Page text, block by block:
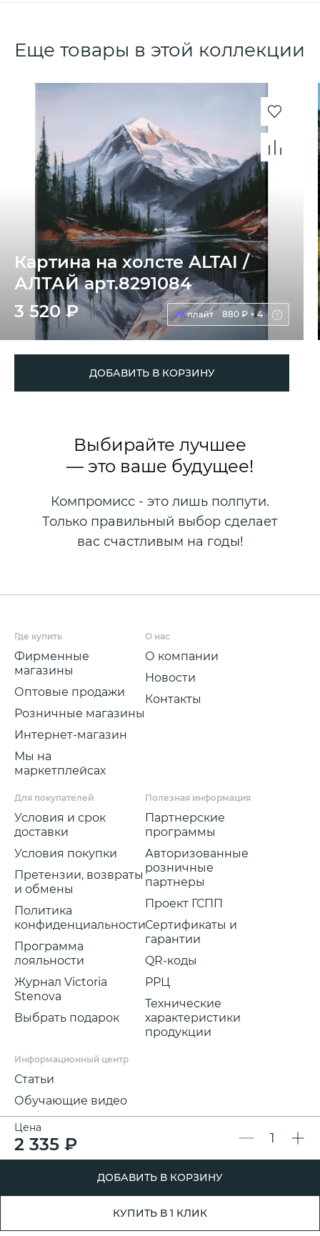
Цена
2 335 ₽
ДОБАВИТЬ В КОРЗИНУ
КУПИТЬ В 1 КЛИК
Еще товары в этой коллекции
Картина на холсте ALTAI /
АЛТАЙ арт.8291084
3 520 ₽
880 ₽ × 4
ДОБАВИТЬ В КОРЗИНУ
Выбирайте лучшее
— это ваше будущее!
Компромисс - это лишь полпути.
Только правильный выбор сделает
вас счастливым на годы!
Где купить
Фирменные
магазины
Оптовые продажи
Розничные магазины
Интернет-магазин
Мы на
маркетплейсах
О нас
О компании
Новости
Контакты
Для покупателей
Условия и срок
доставки
Условия покупки
Претензии, возвраты
и обмены
Политика
конфиденциальности
Программа
лояльности
Журнал Victoria
Stenova
Выбрать подарок
Полезная информация
Партнерские
программы
Авторизованные
розничные
партнеры
Проект ГСПП
Сертификаты и
гарантии
QR-коды
РРЦ
Технические
характеристики
продукции
Информационный центр
Статьи
Обучающие видео
© 2011 - 2026 Victoria Stenova.
Мы в соц.сетях:
Rutube
Варианты оплаты: